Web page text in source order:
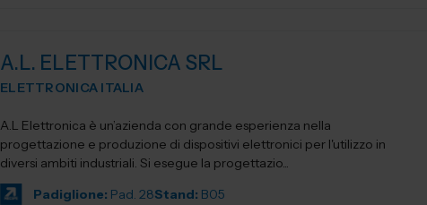
A.L. ELETTRONICA SRL
ELETTRONICA ITALIA
A.L Elettronica è un’azienda con grande esperienza nella
progettazione e produzione di dispositivi elettronici per l'utilizzo in
diversi ambiti industriali. Si esegue la progettazio...
Padiglione: Pad. 28Stand: B05